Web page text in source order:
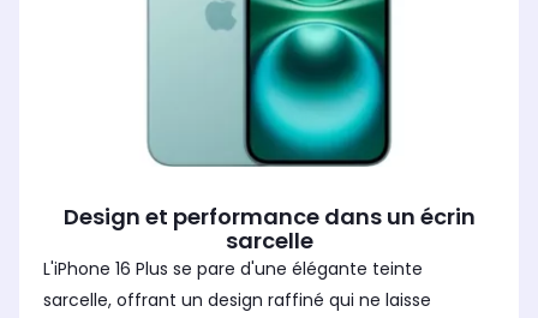
Design et performance dans un écrin
sarcelle
L'iPhone 16 Plus se pare d'une élégante teinte
sarcelle, offrant un design raffiné qui ne laisse